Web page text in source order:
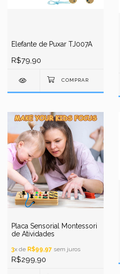
Elefante de Puxar TJ007A
R$79,90
Placa Sensorial Montessori
de Atividades
3x de R$99,97 sem juros
R$299,90